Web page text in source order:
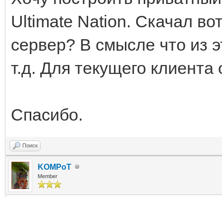
Ultimate Nation. Скачал
сервер? В смысле что из
т.д. Для текущего
Спасибо.
Поиск
KOMPoT
Member